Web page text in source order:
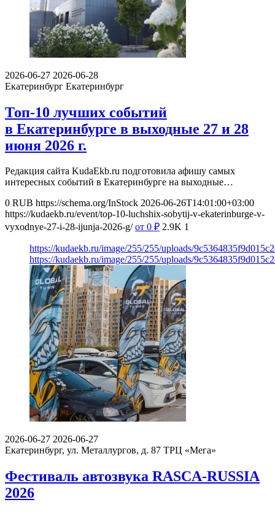
2026-06-27 2026-06-28
Екатеринбург Екатеринбург
Топ-10 лучших событий
в Екатеринбурге в выходные 27 и 28
июня 2026 г.
Редакция сайта KudaEkb.ru подготовила афишу самых
интересных событий в Екатеринбурге на выходные…
0 RUB https://schema.org/InStock 2026-06-26T14:01:00+03:00
https://kudaekb.ru/event/top-10-luchshix-sobytij-v-ekaterinburge-v-
vyxodnye-27-i-28-ijunja-2026-g/ от 0 ₽ 2.9K 1
https://kudaekb.ru/image/255/255/uploads/
https://kudaekb.ru/image/255/255/uploads/
2026-06-27 2026-06-27
Екатеринбург, ул. Металлургов, д. 87 ТРЦ «Мега»
Фестиваль автозвука RASCA-RUSSIA
2026